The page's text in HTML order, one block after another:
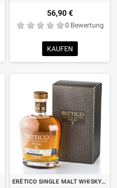
56,90 €
0 Bewertung
KAUFEN
ERÈTICO SINGLE MALT WHISKY 7 JAHRE IN GRAPPA- UND AMARONEFÄSSERN CL.70 MIT KOFFER